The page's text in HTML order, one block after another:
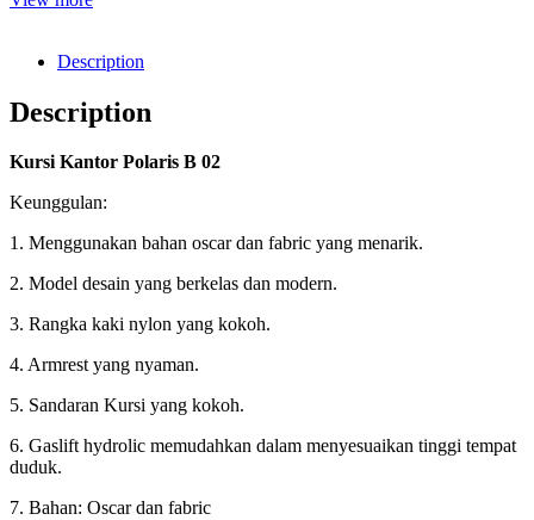
Description
Description
Kursi Kantor Polaris B 02
Keunggulan:
1. Menggunakan bahan oscar dan fabric yang menarik.
2. Model desain yang berkelas dan modern.
3. Rangka kaki nylon yang kokoh.
4. Armrest yang nyaman.
5. Sandaran Kursi yang kokoh.
6. Gaslift hydrolic memudahkan dalam menyesuaikan tinggi tempat
duduk.
7. Bahan: Oscar dan fabric